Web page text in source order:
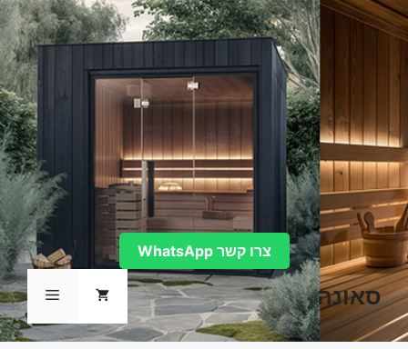
לדלג
לתוכן
סאונה תפריט
צרו קשר WhatsApp